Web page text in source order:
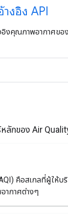
งอิง API
อิงคุณภาพอากาศขอ
ลักของ Air
คือสเกลที่ผู้ให้บริ
ากาศต่างๆ